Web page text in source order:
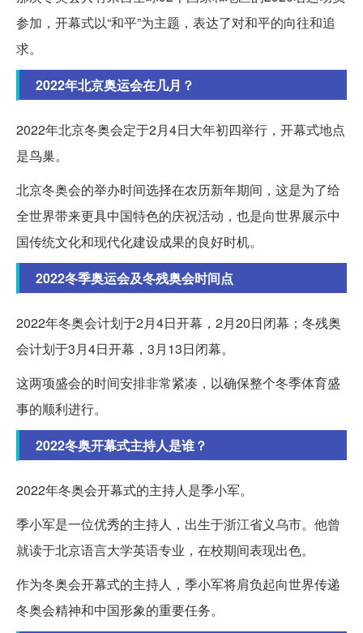
参加，开幕式以“和平”为主题，表达了对和平的向往和追
求。
2022年北京奥运会在几月？
2022年北京冬奥会定于2月4日大年初四举行，开幕式地点
是鸟巢。
北京冬奥会的举办时间选择在农历新年期间，这是为了给
全世界带来更具中国特色的庆祝活动，也是向世界展示中
国传统文化和现代化建设成果的良好时机。
2022冬季奥运会及冬残奥会时间点
2022年冬奥会计划于2月4日开幕，2月20日闭幕；冬残奥
会计划于3月4日开幕，3月13日闭幕。
这两项盛会的时间安排非常紧凑，以确保整个冬季体育盛
事的顺利进行。
2022冬奥开幕式主持人是谁？
2022年冬奥会开幕式的主持人是季小军。
季小军是一位优秀的主持人，出生于浙江省义乌市。他曾
就读于北京语言大学英语专业，在校期间表现出色。
作为冬奥会开幕式的主持人，季小军将肩负起向世界传递
冬奥会精神和中国形象的重要任务。